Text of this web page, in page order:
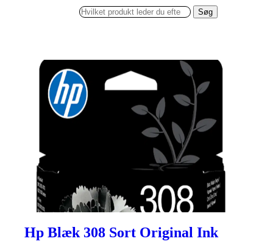
Søg
Hp Blæk 308 Sort Original Ink